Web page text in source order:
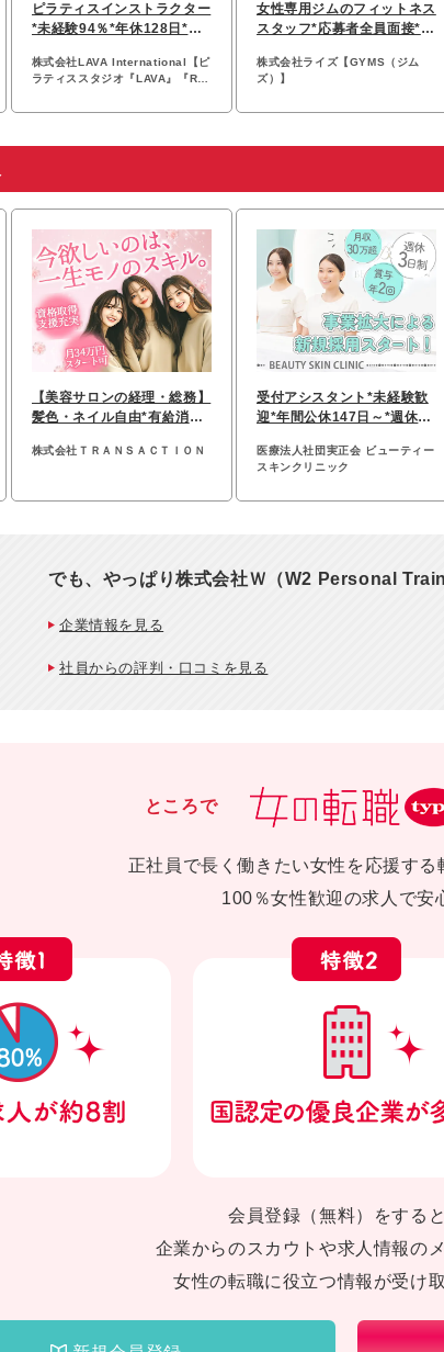
ピラティスインストラクター
*未経験94％*年休128日*月
株式会社LAVA International【ピ
ラティススタジオ『LAVA』『Rin
女性専用ジムのフィットネス
スタッフ*応募者全員面接*未
株式会社ライズ【GYMS（ジム
ズ）】
【美容サロンの経理・総務】
髪色・ネイル自由*有給消化
株式会社ＴＲＡＮＳＡＣＴＩＯＮ
受付アシスタント*未経験歓
迎*年間公休147日～*週休3
医療法人社団実正会 ビューティー
スキンクリニック
でも、やっぱり株式会社Ｗ（W2 Personal
企業情報を見る
社員からの評判・口コミを見る
ところで
正社員で長く働きたい女性を応援する
100％女性歓迎の求人で安
会員登録（無料）をすると
企業からのスカウトや求人情報の
女性の転職に役立つ情報が受け